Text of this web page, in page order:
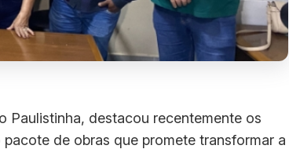
Paulistinha, destacou recentemente os
de obras que promete transformar a